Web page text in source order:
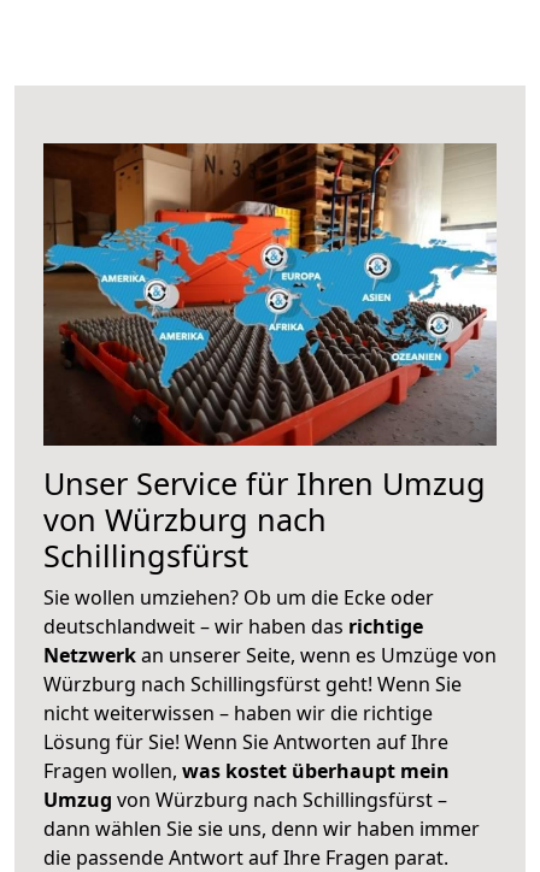
Unser Service für Ihren Umzug
von Würzburg nach
Schillingsfürst
Sie wollen umziehen? Ob um die Ecke oder
deutschlandweit – wir haben das richtige
Netzwerkan unserer Seite, wenn es Umzüge von
Würzburg nach Schillingsfürst geht! Wenn Sie
nicht weiterwissen – haben wir die richtige
Lösung für Sie! Wenn Sie Antworten auf Ihre
Fragen wollen, was kostet überhaupt mein
Umzug von Würzburg nach Schillingsfürst –
dann wählen Sie sie uns, denn wir haben immer
die passende Antwort auf Ihre Fragen parat.